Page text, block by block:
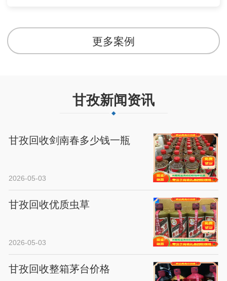
更多案例
甘孜新闻资讯
甘孜回收剑南春多少钱一瓶
2026-05-03
甘孜回收优质虫草
2026-05-03
甘孜回收整箱茅台价格